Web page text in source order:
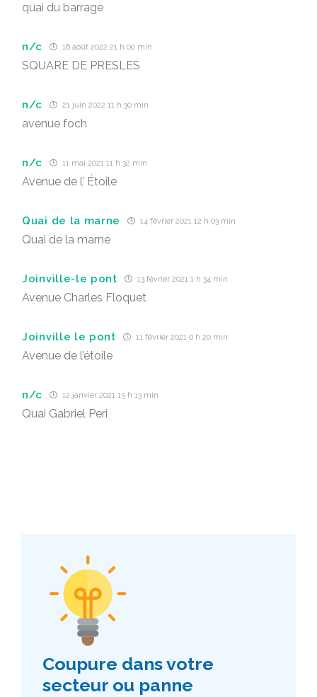
quai du barrage
n/c 16 août 2022 21 h 00 min
SQUARE DE PRESLES
n/c 21 juin 2022 11 h 30 min
avenue foch
n/c 11 mai 2021 11 h 32 min
Avenue de l’ Étoile
Quai de la marne 14 février 2021 12 h 03 min
Quai de la marne
Joinville-le pont 13 février 2021 1 h 34 min
Avenue Charles Floquet
Joinville le pont 11 février 2021 0 h 20 min
Avenue de l’étoile
n/c 12 janvier 2021 15 h 13 min
Quai Gabriel Peri
Coupure dans votre
secteur ou panne